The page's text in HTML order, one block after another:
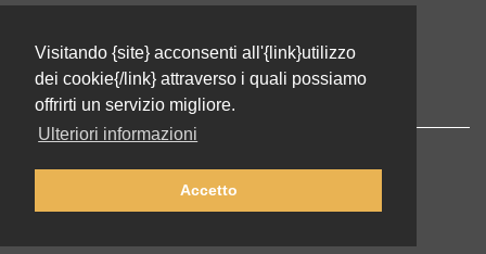
Visitando {site} acconsenti all'{link}utilizzo
dei cookie{/link} attraverso i quali possiamo
offrirti un servizio migliore.
Ulteriori informazioni
Accetto
Contattaci
© 2002-2026 lernu.net |Impressum